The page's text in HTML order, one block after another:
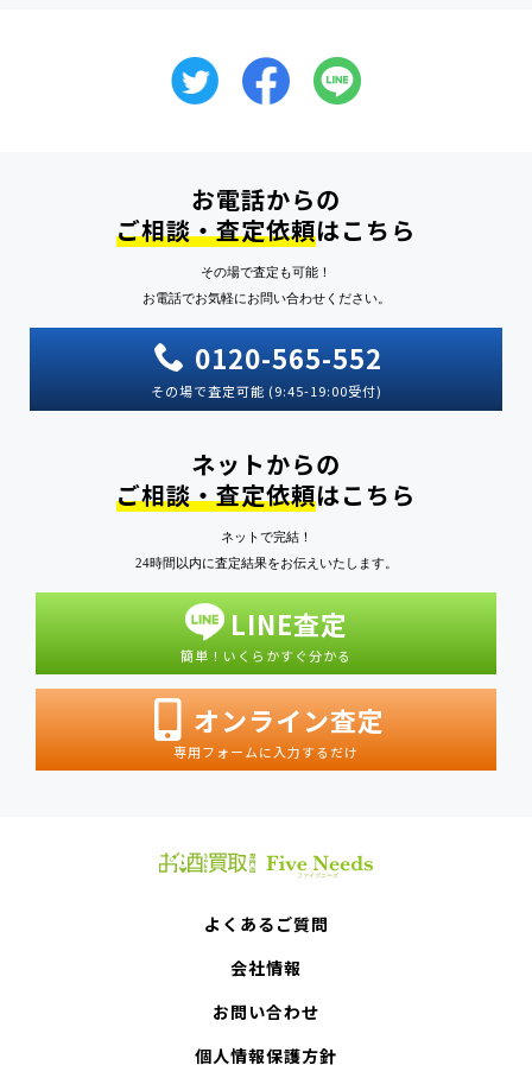
お電話からの
ご相談・査定依頼はこちら
その場で査定も可能！
お電話でお気軽にお問い合わせください。
0120-565-552
その場で査定可能 (9:45-19:00受付)
ネットからの
ご相談・査定依頼はこちら
ネットで完結！
24時間以内に査定結果をお伝えいたします。
LINE査定
簡単！いくらかすぐ分かる
オンライン査定
専用フォームに入力するだけ
よくあるご質問
会社情報
お問い合わせ
個人情報保護方針